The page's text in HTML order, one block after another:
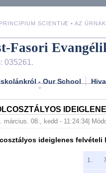
SCIENTIÆ • AZ
Fasori
035261.
- Our School
március. 08., kedd - 11:24:34 |
ideiglenes felvételi
1.